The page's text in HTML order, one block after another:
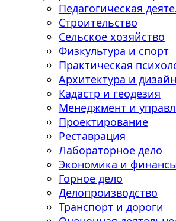
Педагогическая
Строительство
Сельское хозяйство
Физкультура и спорт
Практическая
Архитектура и дизайн
Кадастр и геодезия
Менеджмент и
Проектирование
Реставрация
Лабораторное дело
Экономика и
Горное дело
Делопроизводство
Транспорт и дороги